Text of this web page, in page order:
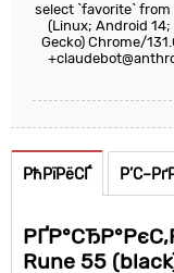
select `favorite`
(Linux; Android 14;
Gecko) Chrome/
РћРїРёСЃ
Rune 55